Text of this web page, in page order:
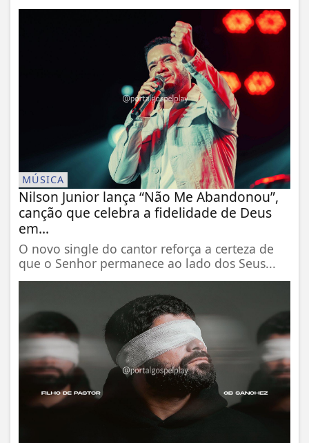
MÚSICA
Nilson Junior lança “Não Me Abandonou”,
canção que celebra a fidelidade de Deus
em...
O novo single do cantor reforça a certeza de
que o Senhor permanece ao lado dos Seus...